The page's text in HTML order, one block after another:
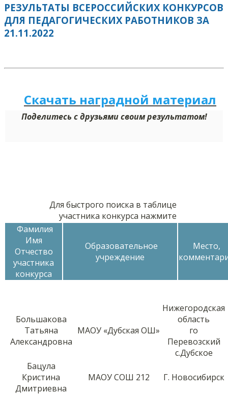
РЕЗУЛЬТАТЫ ВСЕРОССИЙСКИХ КОНКУРСОВ
ДЛЯ ПЕДАГОГИЧЕСКИХ РАБОТНИКОВ ЗА
21.11.2022
Скачать наградной материал
Поделитесь с друзьями своим результатом!
Для быстрого поиска в таблице
участника конкурса нажмите
Фамилия
Имя
Отчество
участника
конкурса
Образовательное
учреждение
Место,
Большакова
Татьяна
Александровна
МАОУ «Дубская ОШ»
Нижегородская
область
го
Перевозский
с.Дубское
Бацула
Кристина
Дмитриевна
МАОУ СОШ 212 Г. Новосибирск